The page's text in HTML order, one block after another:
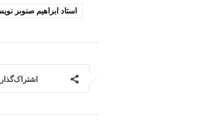
استاد ابراهیم صنوبر